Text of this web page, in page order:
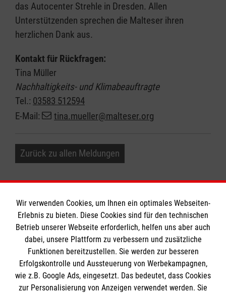
das Autocenter Strehle in Dresden. Allen
Unterstützenden sprechen die Malteser ihren
herzlichen Dank aus.
Kontakt für Rückfragen:
Tina Müller
Nachhaltigkeits- und Klimabeauftragte
Tel.: 03583 512594
E-Mail:
tina.mueller@malteser.org
Zurück zu allen Meldungen
Informationen
Impressum
Datenschutz
Die Malteser
Wir verwenden Cookies, um Ihnen ein optimales Webseiten-
Erlebnis zu bieten. Diese Cookies sind für den technischen
Betrieb unserer Webseite erforderlich, helfen uns aber auch
dabei, unsere Plattform zu verbessern und zusätzliche
Funktionen bereitzustellen. Sie werden zur besseren
Erfolgskontrolle und Aussteuerung von Werbekampagnen,
wie z.B. Google Ads, eingesetzt. Das bedeutet, dass Cookies
zur Personalisierung von Anzeigen verwendet werden. Sie